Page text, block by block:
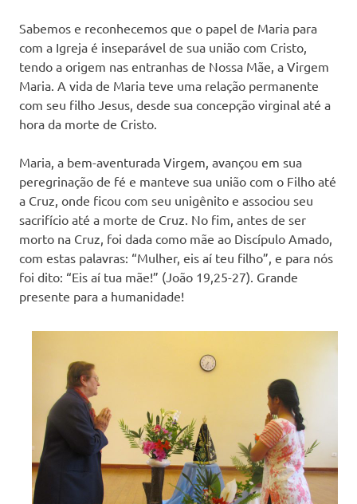
Sabemos e reconhecemos que o papel de Maria para
com a Igreja é inseparável de sua união com Cristo,
tendo a origem nas entranhas de Nossa Mãe, a Virgem
Maria. A vida de Maria teve uma relação permanente
com seu filho Jesus, desde sua concepção virginal até a
hora da morte de Cristo.
Maria, a bem-aventurada Virgem, avançou em sua
peregrinação de fé e manteve sua união com o Filho até
a Cruz, onde ficou com seu unigênito e associou seu
sacrifício até a morte de Cruz. No fim, antes de ser
morto na Cruz, foi dada como mãe ao Discípulo Amado,
com estas palavras: “Mulher, eis aí teu filho”, e para nós
foi dito: “Eis aí tua mãe!” (João 19,25-27). Grande
presente para a humanidade!